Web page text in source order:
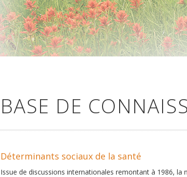
BASE DE
Déterminants sociaux de la santé
Issue de discussions internationales remontant à 1986,